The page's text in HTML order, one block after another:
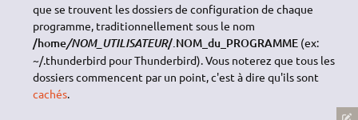
que se trouvent les dossiers de configuration de chaque
programme, traditionnellement sous le nom
/home/NOM_UTILISATEUR/.NOM_du_PROGRAMME(ex:
~/.thunderbird pour Thunderbird). Vous noterez que tous les
dossiers commencent par un point, c'est à dire qu'ils sont
cachés.